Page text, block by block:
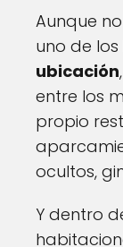
Aunque
uno de los
ubicación
entre los
propio
ocultos,
Y dentro